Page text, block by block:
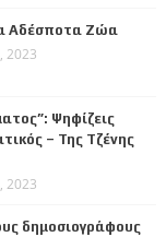
Αδέσποτα Ζώα
2023
Ψηφίζεις
– Της Τζένης
2023
δημοσιογράφους